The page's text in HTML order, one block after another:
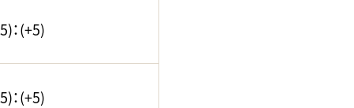
：(+5)
：(+5)